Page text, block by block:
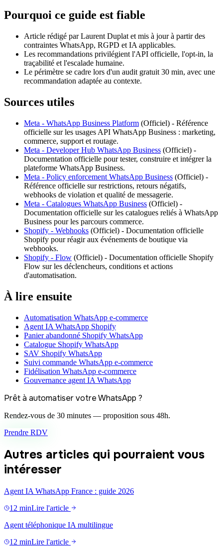
Pourquoi ce guide est fiable
Article rédigé par Laurent Duplat et mis à jour à partir des
contraintes WhatsApp, RGPD et IA applicables.
Les recommandations privilégient l'API officielle, l'opt-in, la
traçabilité et l'escalade humaine.
Le périmètre se cadre lors d'un audit gratuit 30 min, avec une
recommandation adaptée au contexte.
Sources utiles
Meta - WhatsApp Business Platform (Officiel) - Référence
officielle sur les usages API WhatsApp Business : marketing,
commerce, support et routage.
Meta - Developer Hub WhatsApp Business (Officiel) -
Documentation officielle pour tester, construire et intégrer la
plateforme WhatsApp Business.
Meta - Policy enforcement WhatsApp Business (Officiel) -
Référence officielle sur restrictions, retours négatifs,
webhooks de violation et qualité de messagerie.
Meta - Catalogues WhatsApp Business (Officiel) -
Documentation officielle sur les catalogues reliés à WhatsApp
Business pour les parcours commerce.
Shopify - Webhooks (Officiel) - Documentation officielle
Shopify pour réagir aux événements de boutique via
webhooks.
Shopify - Flow (Officiel) - Documentation officielle Shopify
Flow sur les déclencheurs, conditions et actions
d'automatisation.
À lire ensuite
Automatisation WhatsApp e-commerce
Agent IA WhatsApp Shopify
Panier abandonné Shopify WhatsApp
Catalogue Shopify WhatsApp
SAV Shopify WhatsApp
Suivi commande WhatsApp e-commerce
Fidélisation WhatsApp e-commerce
Gouvernance agent IA WhatsApp
Prêt à automatiser votre WhatsApp ?
Rendez-vous de 30 minutes — proposition sous 48h.
Prendre RDV
Autres articles qui pourraient vous
intéresser
Agent IA WhatsApp France : guide 2026
12 minLire l'article
Agent téléphonique IA multilingue
12 minLire l'article